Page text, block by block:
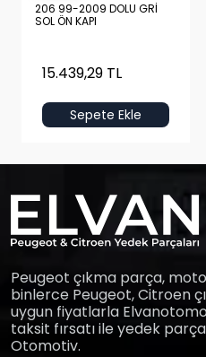
206 99-2009 DOLU GRİ
SOL ÖN KAPI
15.439,29 TL
Sepete Ekle
Peugeot çıkma parça,
binlerce Peugeot, Citroen
uygun fiyatlarla
taksit fırsatı ile yedek
Otomotiv.